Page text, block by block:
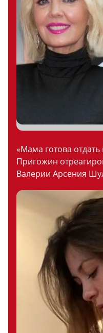
«Мама готова
Пригожин
Валерии Арсения